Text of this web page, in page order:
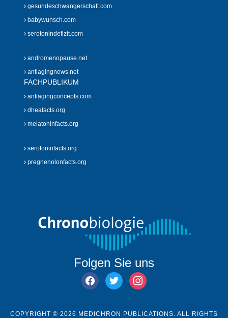
gesundeschwangerschaft.com
babywunsch.com
serotonindefizit.com
andromenopause.net
antiagingnews.net
FACHPUBLIKUM
antiagingconcepts.com
dheafacts.org
melatoninfacts.org
serotoninfacts.org
pregnenolonfacts.org
Folgen Sie uns
facebook
twitter instagram
COPYRIGHT © 2026 MEDICHRON PUBLICATIONS. ALL RIGHTS